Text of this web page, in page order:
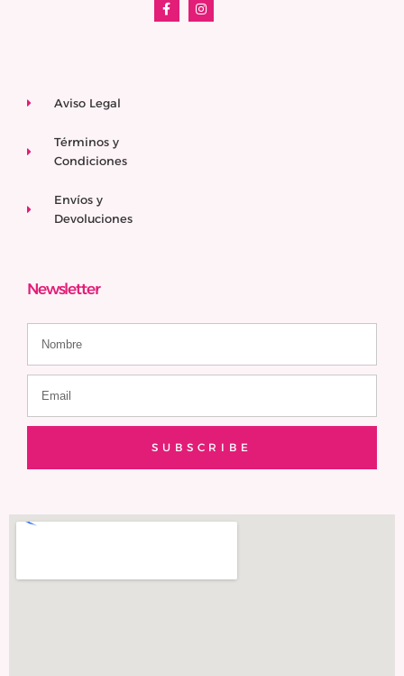
Aviso Legal
Términos y
Condiciones
Envíos y
Devoluciones
Newsletter
SUBSCRIBE